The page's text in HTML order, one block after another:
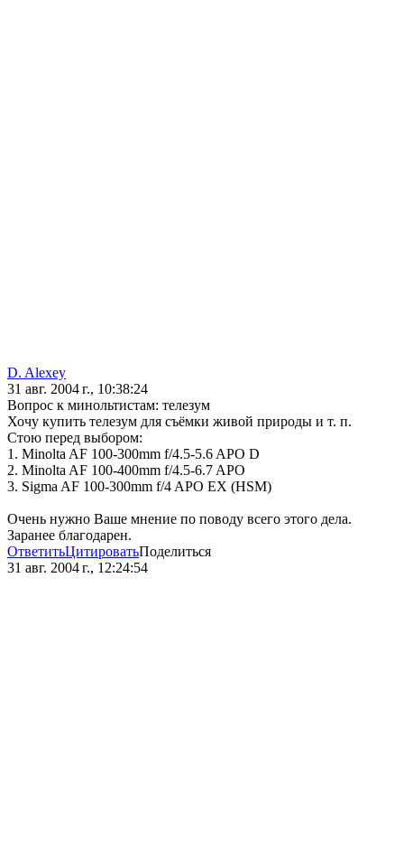
D. Alexey
31 авг. 2004 г., 10:38:24
Вопрос к минольтистам: телезум
Хочу купить телезум для съёмки живой природы и т. п.
Стою перед выбором:
1. Minolta AF 100-300mm f/4.5-5.6 APO D
2. Minolta AF 100-400mm f/4.5-6.7 APO
3. Sigma AF 100-300mm f/4 APO EX (HSM)
Очень нужно Ваше мнение по поводу всего этого дела.
Заранее благодарен.
ОтветитьЦитироватьПоделиться
31 авг. 2004 г., 12:24:54